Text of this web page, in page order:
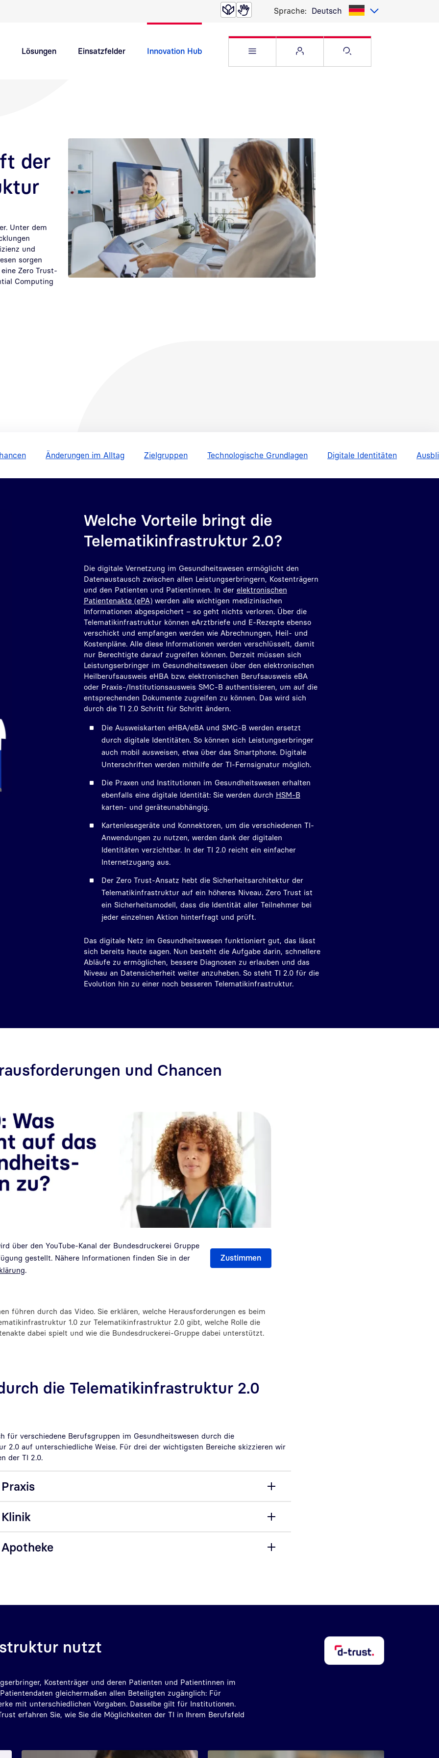
Sprache: Deutsch
Lösungen Einsatzfelder Innovation Hub Websitemenü öffnenService Menü öffnen
Suche öffnen
der
Unter dem
und
sorgen
Zero Trust-
Computing
Änderungen im Alltag Zielgruppen Technologische Grundlagen Digitale Identitäten
Welche Vorteile bringt die
Telematikinfrastruktur 2.0?
Die digitale Vernetzung im Gesundheitswesen ermöglicht den
Datenaustausch zwischen allen Leistungserbringern, Kostenträgern
und den Patienten und Patientinnen. In der elektronischen
Patientenakte (ePA)werden alle wichtigen medizinischen
Informationen abgespeichert – so geht nichts verloren. Über die
Telematikinfrastruktur können eArztbriefe und E-Rezepte ebenso
verschickt und empfangen werden wie Abrechnungen, Heil- und
Kostenpläne. Alle diese Informationen werden verschlüsselt, damit
nur Berechtigte darauf zugreifen können. Derzeit müssen sich
Leistungserbringer im Gesundheitswesen über den elektronischen
Heilberufsausweis eHBA bzw. elektronischen Berufsausweis eBA
oder Praxis-/Institutionsausweis SMC-B authentisieren, um auf die
entsprechenden Dokumente zugreifen zu können. Das wird sich
durch die TI 2.0 Schritt für Schritt ändern.
Die Ausweiskarten eHBA/eBA und SMC-B werden ersetzt
durch digitale Identitäten. So können sich Leistungserbringer
auch mobil ausweisen, etwa über das Smartphone. Digitale
Unterschriften werden mithilfe der TI-Fernsignatur möglich.
Die Praxen und Institutionen im Gesundheitswesen erhalten
ebenfalls eine digitale Identität: Sie werden durch HSM-B
karten- und geräteunabhängig.
Kartenlesegeräte und Konnektoren, um die verschiedenen TI-
Anwendungen zu nutzen, werden dank der digitalen
Identitäten verzichtbar. In der TI 2.0 reicht ein einfacher
Internetzugang aus.
Der Zero Trust-Ansatz hebt die Sicherheitsarchitektur der
Telematikinfrastruktur auf ein höheres Niveau. Zero Trust ist
ein Sicherheitsmodell, dass die Identität aller Teilnehmer bei
jeder einzelnen Aktion hinterfragt und prüft.
Das digitale Netz im Gesundheitswesen funktioniert gut, das lässt
sich bereits heute sagen. Nun besteht die Aufgabe darin, schnellere
Abläufe zu ermöglichen, bessere Diagnosen zu erlauben und das
Niveau an Datensicherheit weiter anzuheben. So steht TI 2.0 für die
Evolution hin zu einer noch besseren Telematikinfrastruktur.
und Chancen
über den YouTube-Kanal der Bundesdruckerei Gruppe
gestellt. Nähere Informationen finden Sie in der
.
führen durch das Video. Sie erklären, welche Herausforderungen es beim
1.0 zur Telematikinfrastruktur 2.0 gibt, welche Rolle die
dabei spielt und wie die Bundesdruckerei-Gruppe dabei unterstützt.
die Telematikinfrastruktur 2.0
für verschiedene Berufsgruppen im Gesundheitswesen durch die
2.0 auf unterschiedliche Weise. Für drei der wichtigsten Bereiche skizzieren wir
der TI 2.0.
nutzt
Kostenträger und deren Patienten und Patientinnen im
gleichermaßen allen Beteiligten zugänglich: Für
mit unterschiedlichen Vorgaben. Dasselbe gilt für Institutionen.
erfahren Sie, wie Sie die Möglichkeiten der TI in Ihrem Berufsfeld